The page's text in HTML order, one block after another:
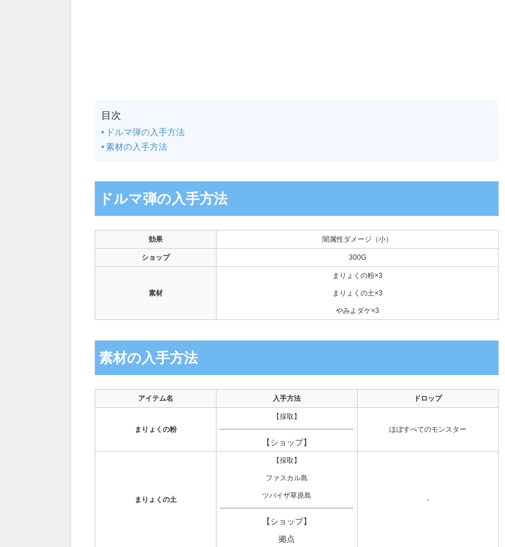
目次
ドルマ弾の入手方法
素材の入手方法
ドルマ弾の入手方法
効果 闇属性ダメージ（小）
ショップ 300G
素材
まりょくの粉×3
まりょくの土×3
やみよダケ×3
素材の入手方法
アイテム名 入手方法 ドロップ
まりょくの粉
【採取】
【ショップ】
ほぼすべてのモンスター
まりょくの土
【採取】
ファスカル島
ツバイザ草原島
【ショップ】
拠点
-